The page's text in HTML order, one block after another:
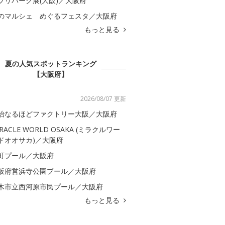
マルシェ めぐるフェスタ／大阪府
もっと見る
夏の人気スポットランキング
【大阪府】
2026/08/07 更新
なるほどファクトリー大阪／大阪府
WORLD OSAKA (ミラクルワー
オオサカ)／大阪府
プール／大阪府
府営浜寺公園プール／大阪府
市立西河原市民プール／大阪府
もっと見る